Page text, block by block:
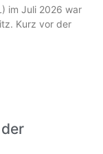
im Juli 2026 war
Kurz vor der